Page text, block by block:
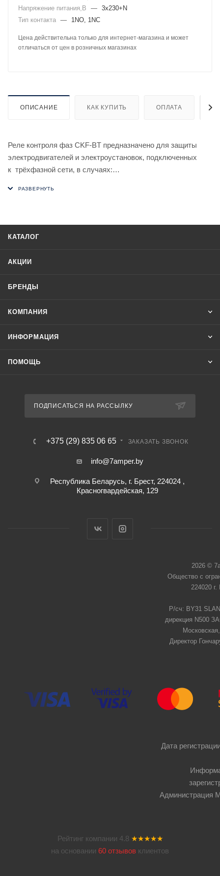
Напряжение питания,В
— 3х230+N
Тип контакта — 1NO, 1NC
Цена действительна только для интернет-магазина и может
отличаться от цен в розничных магазинах
ОПИСАНИЕ КАК КУПИТЬ ОПЛАТА
Реле контроля фаз CKF-BT предназначено для защиты
электродвигателей и электроустановок, подключенных
к трёхфазной сети, в случаях:
Асимметрия 40-80 В, минимальное напряжение 160 В,
15 с, контакт 1NO, 1NC. Контакты реле позволяют
КАТАЛОГ
АКЦИИ
БРЕНДЫ
КОМПАНИЯ
ИНФОРМАЦИЯ
ПОМОЩЬ
ПОДПИСАТЬСЯ НА РАССЫЛКУ
+375 (29) 835 06 65 ЗАКАЗАТЬ ЗВОНОК
info@7amper.by
Республика Беларусь, г. Брест, 224024 ,
Красногвардейская, 129
2026 ©
Общество с
224020
Р/сч: BY31
дирекция N500
Директор
Дата
Администрация
Рейтинг компании 4.8 ★★★★★
на основании 60 отзывов клиентов